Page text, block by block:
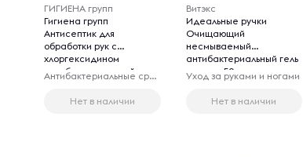
ГИГИЕНА групп
Гигиена групп
Антисептик для
обработки рук с
хлоргексидином
антибактериальный
противовирусный, 1000
Антибактериальные средства гигиены
Нет в наличии
Витэкс
Идеальные ручки
Очищающий
несмываемый
антибактериальный гель
для рук, 50 мл
Уход за руками и ногами
Нет в наличии